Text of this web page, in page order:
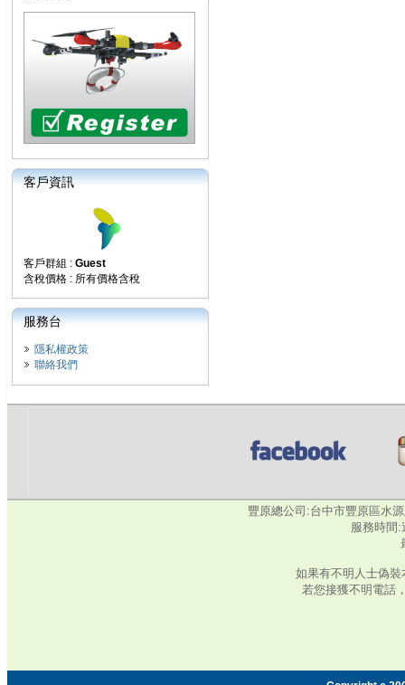
客戶資訊
客戶群組 : Guest
含稅價格 : 所有價格含稅
服務台
隱私權政策
聯絡我們
豐原總公司:台中市豐原區水
服務時間:
如果有不明人士偽
若您接獲不明電話